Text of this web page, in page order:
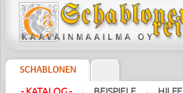
SCHABLONEN